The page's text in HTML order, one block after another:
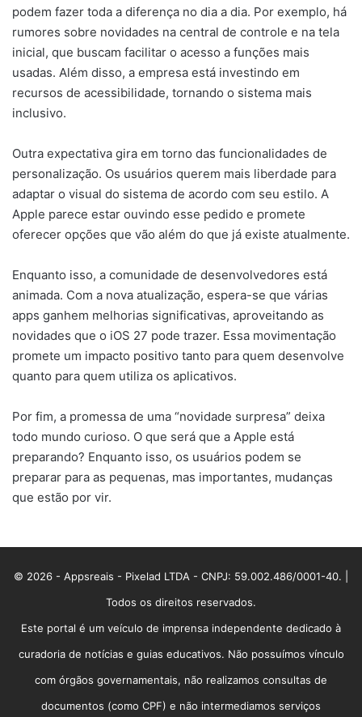
podem fazer toda a diferença no dia a dia. Por exemplo, há
rumores sobre novidades na central de controle e na tela
inicial, que buscam facilitar o acesso a funções mais
usadas. Além disso, a empresa está investindo em
recursos de acessibilidade, tornando o sistema mais
inclusivo.
Outra expectativa gira em torno das funcionalidades de
personalização. Os usuários querem mais liberdade para
adaptar o visual do sistema de acordo com seu estilo. A
Apple parece estar ouvindo esse pedido e promete
oferecer opções que vão além do que já existe atualmente.
Enquanto isso, a comunidade de desenvolvedores está
animada. Com a nova atualização, espera-se que várias
apps ganhem melhorias significativas, aproveitando as
novidades que o iOS 27 pode trazer. Essa movimentação
promete um impacto positivo tanto para quem desenvolve
quanto para quem utiliza os aplicativos.
Por fim, a promessa de uma “novidade surpresa” deixa
todo mundo curioso. O que será que a Apple está
preparando? Enquanto isso, os usuários podem se
preparar para as pequenas, mas importantes, mudanças
que estão por vir.
© 2026 - Appsreais - Pixelad LTDA - CNPJ: 59.002.486/0001-40. |
Todos os direitos reservados.
Este portal é um veículo de imprensa independente dedicado à
curadoria de notícias e guias educativos. Não possuímos vínculo
com órgãos governamentais, não realizamos consultas de
documentos (como CPF) e não intermediamos serviços